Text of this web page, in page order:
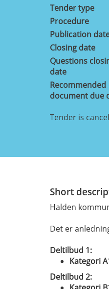
Tender type
Procedure
Publication
Closing date
Questions
date
Recommended
document due
Tender is
Short
Halden
Det er
Deltilbud 1:
Kategori
Deltilbud 2: